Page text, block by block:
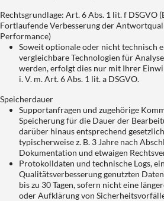
Rechtsgrundlage: Art. 6 Abs. 1 lit. f DSGVO
Fortlaufende Verbesserung der
Performance)
Soweit optionale oder nicht technisch
vergleichbare Technologien für
werden, erfolgt dies nur mit Ihrer
i. V. m. Art. 6 Abs. 1 lit. a DSGVO.
Speicherdauer
Supportanfragen und zugehörige
Speicherung für die Dauer der
darüber hinaus entsprechend
typischerweise z. B. 3 Jahre nach
Dokumentation und etwaigen
Protokolldaten und technische Logs,
Qualitätsverbesserung genutzten
bis zu 30 Tagen, sofern nicht eine
oder Aufklärung von